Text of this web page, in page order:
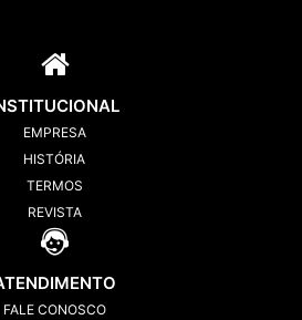
EMPRESA
HISTÓRIA
TERMOS
REVISTA
FALE CONOSCO